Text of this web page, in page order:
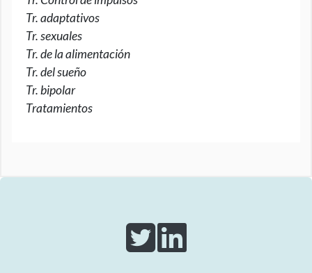
Tr. adaptativos
Tr. sexuales
Tr. de la alimentación
Tr. del sueño
Tr. bipolar
Tratamientos